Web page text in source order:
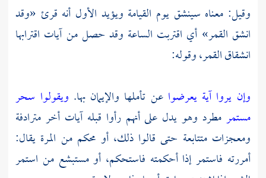
وقيل: معناه سينشق يوم القيامة ويؤيد الأول أنه قرئ «وقد
انشق القمر» أي اقتربت الساعة وقد حصل من آيات اقترابها
انشقاق القمر، وقوله:
وإن يروا آية يعرضواعن تأملها والإيمان بها. ويقولوا سحر
مستمرمطرد وهو يدل على أنهم رأوا قبله آيات أخر مترادفة
ومعجزات متتابعة حتى قالوا ذلك، أو محكم من المرة يقال:
أمررته فاستمر إذا أحكمته فاستحكم، أو مستبشع من استمر